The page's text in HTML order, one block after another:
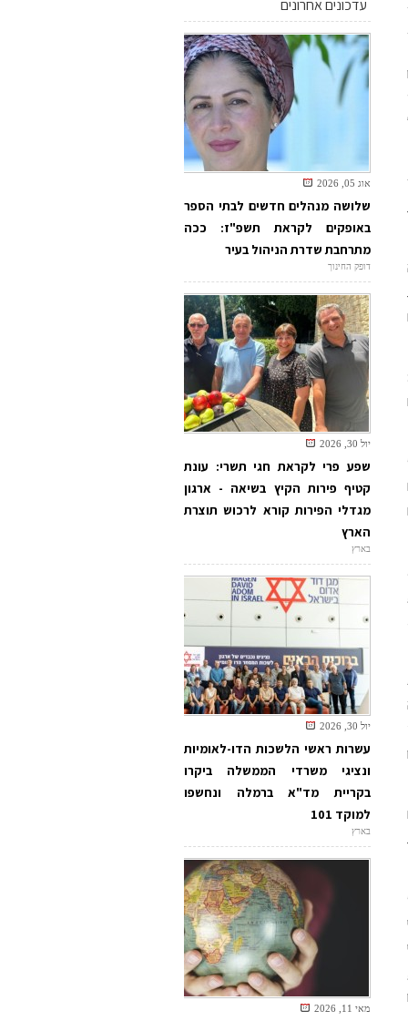
עדכונים אחרונים
אוג 05, 2026
שלושה מנהלים חדשים לבתי הספר
באופקים לקראת תשפ"ז: ככה
מתרחבת שדרת הניהול בעיר
דופק החינוך
יול 30, 2026
שפע פרי לקראת חגי תשרי: עונת
קטיף פירות הקיץ בשיאה - ארגון
מגדלי הפירות קורא לרכוש תוצרת
הארץ
בארץ
יול 30, 2026
עשרות ראשי הלשכות הדו-לאומיות
ונציגי משרדי הממשלה ביקרו
בקריית מד"א ברמלה ונחשפו
למוקד 101
בארץ
מאי 11, 2026